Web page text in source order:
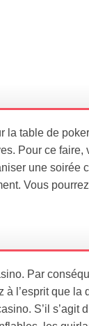
la table de
Pour ce
une soirée
Vous
Par
l’esprit que la
S’il s’agit